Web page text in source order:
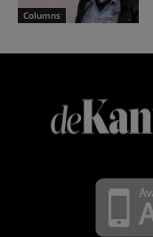
Columns